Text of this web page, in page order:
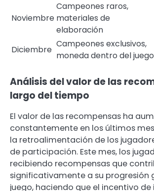
Noviembre
Campeones raros,
materiales de
elaboración
Diciembre
Campeones exclusivos,
moneda dentro del juego
Análisis del valor de las
largo del tiempo
El valor de las recompensas ha
constantemente en los últimos
la retroalimentación de los
de participación. Este mes, los
recibiendo recompensas que
significativamente a su progresión
juego, haciendo que el incentivo de